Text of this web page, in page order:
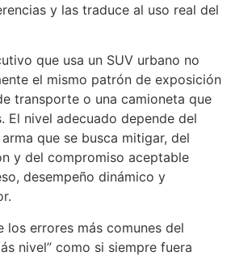
y las traduce al uso real del
que usa un SUV urbano no
el mismo patrón de exposición
transporte o una camioneta que
El nivel adecuado depende del
que se busca mitigar, del
y del compromiso aceptable
desempeño dinámico y
los errores más comunes del
nivel” como si siempre fuera